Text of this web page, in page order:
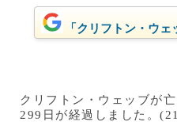
「クリフトン・ウ
クリフトン・ウェッブが
299日が経過しました。